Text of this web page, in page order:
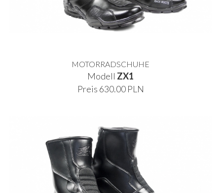
MOTORRADSCHUHE
Modell ZX1
Preis 630.00 PLN